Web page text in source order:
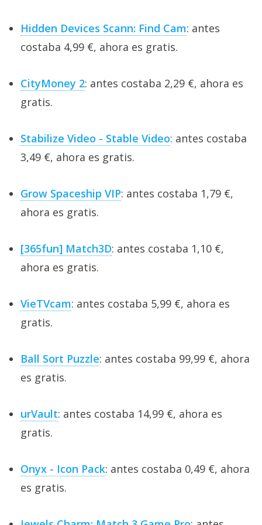
Hidden Devices Scann: Find Cam: antes
costaba 4,99 €, ahora es gratis.
CityMoney 2: antes costaba 2,29 €, ahora es
gratis.
Stabilize Video - Stable Video: antes costaba
3,49 €, ahora es gratis.
Grow Spaceship VIP: antes costaba 1,79 €,
ahora es gratis.
[365fun] Match3D: antes costaba 1,10 €,
ahora es gratis.
VieTVcam: antes costaba 5,99 €, ahora es
gratis.
Ball Sort Puzzle: antes costaba 99,99 €, ahora
es gratis.
urVault: antes costaba 14,99 €, ahora es
gratis.
Onyx - Icon Pack: antes costaba 0,49 €, ahora
es gratis.